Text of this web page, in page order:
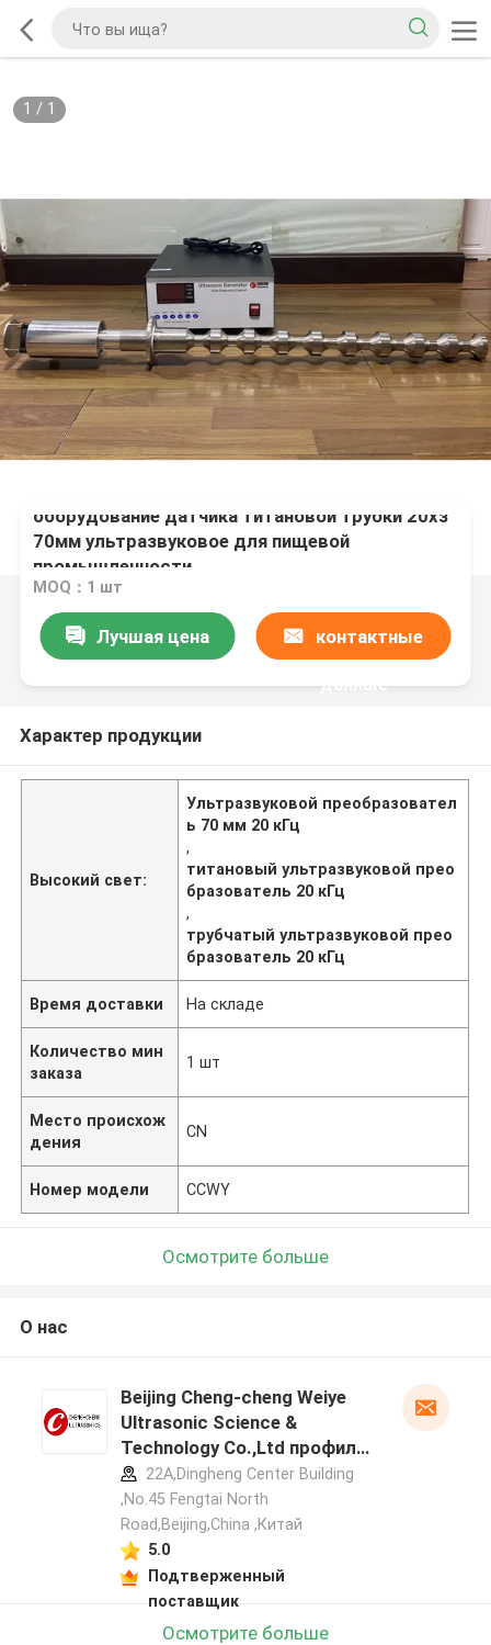
1 / 1
оборудование датчика титановой трубки 20хз
70мм ультразвуковое для пищевой
промышленности
MOQ：1 шт
Лучшая цена контактные
данные
Характер продукции
Высокий свет:
Ультразвуковой преобразовател
ь 70 мм 20 кГц
,
титановый ультразвуковой прео
бразователь 20 кГц
,
трубчатый ультразвуковой прео
бразователь 20 кГц
Время доставки На складе
Количество мин
заказа
1 шт
Место происхож
дения
CN
Номер модели CCWY
Осмотрите больше
О нас
Beijing Cheng-cheng Weiye
Ultrasonic Science &
Technology Co.,Ltd профиль
производителя
22A,Dingheng Center Building
,No.45 Fengtai North
Road,Beijing,China ,Китай
5.0
Подтверженный
поставщик
Осмотрите больше